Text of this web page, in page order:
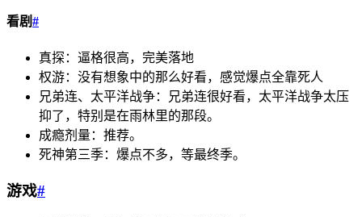
看剧#
真探：逼格很高，完美落地
权游：没有想象中的那么好看，感觉爆点全靠死人
兄弟连、太平洋战争：兄弟连很好看，太平洋战争太压
抑了，特别是在雨林里的那段。
成瘾剂量：推荐。
死神第三季：爆点不多，等最终季。
游戏#